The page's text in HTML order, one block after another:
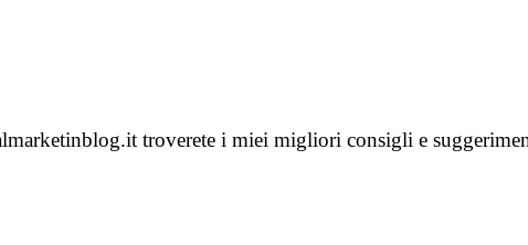
troverete i miei migliori consigli e